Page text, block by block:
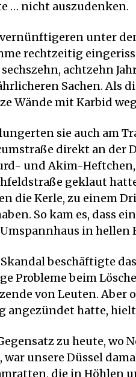
… nicht auszudenken.
unter
rechtzeitig
achtzehn
Sachen. Als
Wände mit Karbid
sie auch am
direkt an der
und Akim-Heftchen,
geklaut
die Kerle, zu einem
So kam es, dass
in hellen
beschäftigte
Probleme beim
von Leuten. Aber
angezündet hatte,
zu heute, wo
war unsere Düssel
die in Höhlen